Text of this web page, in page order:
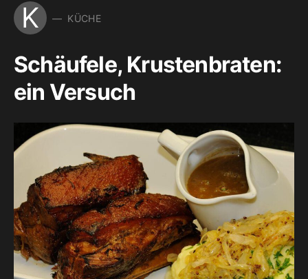
K KÜCHE
Schäufele, Krustenbraten:
ein Versuch